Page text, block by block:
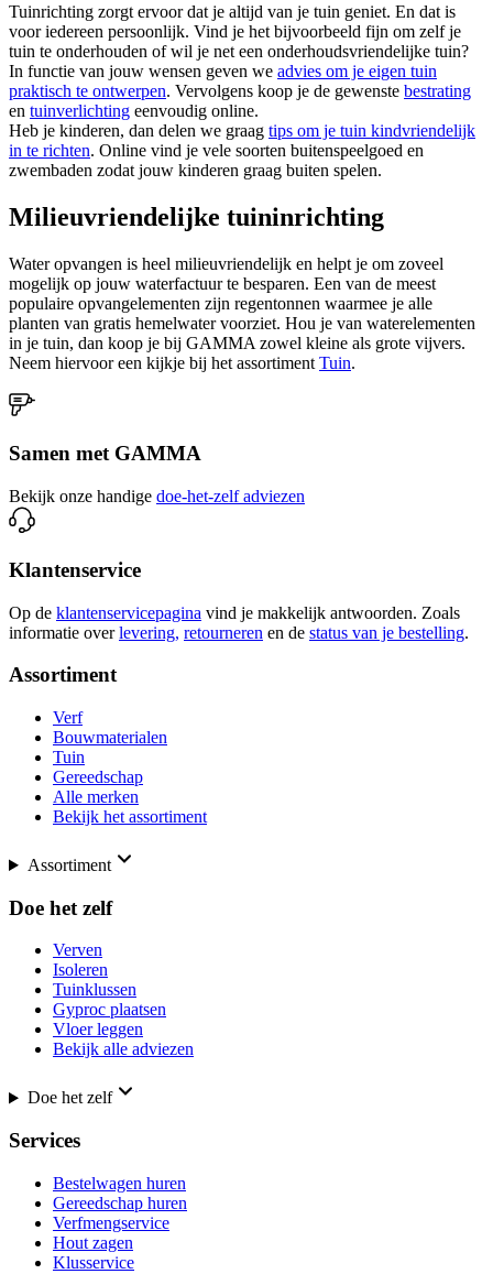
Tuinrichting zorgt ervoor dat je altijd van je tuin geniet. En dat is
voor iedereen persoonlijk. Vind je het bijvoorbeeld fijn om zelf je
tuin te onderhouden of wil je net een onderhoudsvriendelijke tuin?
In functie van jouw wensen geven we advies om je eigen tuin
praktisch te ontwerpen. Vervolgens koop je de gewenste bestrating
en tuinverlichting eenvoudig online.
Heb je kinderen, dan delen we graag tips om je tuin kindvriendelijk
in te richten. Online vind je vele soorten buitenspeelgoed en
zwembaden zodat jouw kinderen graag buiten spelen.
Milieuvriendelijke tuininrichting
Water opvangen is heel milieuvriendelijk en helpt je om zoveel
mogelijk op jouw waterfactuur te besparen. Een van de meest
populaire opvangelementen zijn regentonnen waarmee je alle
planten van gratis hemelwater voorziet. Hou je van waterelementen
in je tuin, dan koop je bij GAMMA zowel kleine als grote vijvers.
Neem hiervoor een kijkje bij het assortiment Tuin.
Samen met GAMMA
Bekijk onze handige doe-het-zelf adviezen
Klantenservice
Op de klantenservicepagina vind je makkelijk antwoorden. Zoals
informatie over levering, retourneren en de status van je bestelling.
Assortiment
Verf
Bouwmaterialen
Tuin
Gereedschap
Alle merken
Bekijk het assortiment
Assortiment
Doe het zelf
Verven
Isoleren
Tuinklussen
Gyproc plaatsen
Vloer leggen
Bekijk alle adviezen
Doe het zelf
Services
Bestelwagen huren
Gereedschap huren
Verfmengservice
Hout zagen
Klusservice